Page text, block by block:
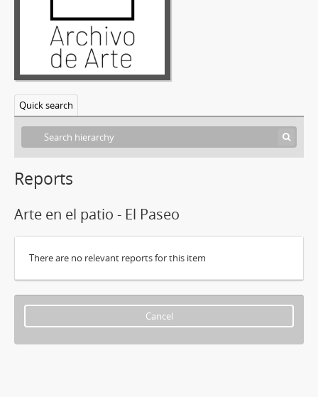
Quick search
Reports
Arte en el patio - El Paseo
There are no relevant reports for this item
Cancel